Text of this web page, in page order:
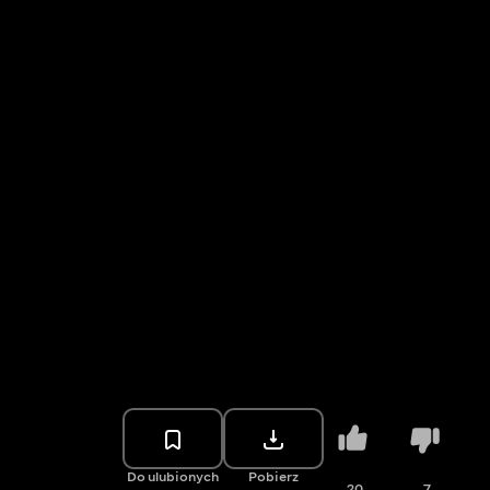
Do ulubionych Pobierz